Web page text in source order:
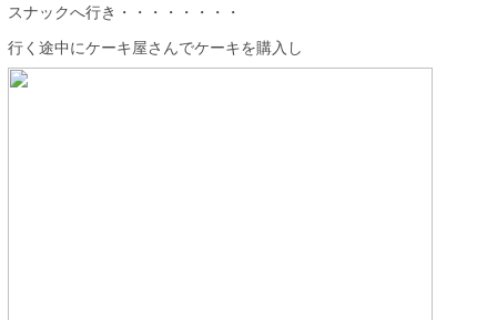
スナックへ行き・・・・・・・・
行く途中にケーキ屋さんでケーキを購入し